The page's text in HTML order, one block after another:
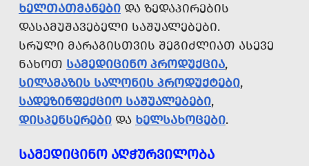
ᲮᲔᲚᲗᲐᲗᲛᲐᲜᲔᲑᲘ ᲓᲐ ᲖᲔᲓᲐᲞᲘᲠᲔᲑᲘᲡ
ᲓᲐᲡᲐᲛᲣᲨᲐᲕᲔᲑᲔᲚᲘ ᲡᲐᲨᲣᲐᲚᲔᲑᲔᲑᲘ.
ᲡᲠᲣᲚᲘ ᲛᲐᲠᲐᲒᲘᲡᲗᲕᲘᲡ ᲨᲔᲒᲘᲫᲚᲘᲐᲗ ᲐᲡᲔᲕᲔ
ᲜᲐᲮᲝᲗ ᲡᲐᲛᲔᲓᲘᲪᲘᲜᲝ ᲞᲠᲝᲓᲣᲥᲪᲘᲐ,
ᲡᲘᲚᲐᲛᲐᲖᲘᲡ ᲡᲐᲚᲝᲜᲘᲡ ᲞᲠᲝᲓᲣᲥᲢᲔᲑᲘ,
ᲡᲐᲓᲔᲖᲘᲜᲤᲔᲥᲪᲘᲝ ᲡᲐᲨᲣᲐᲚᲔᲑᲔᲑᲘ,
ᲓᲘᲡᲞᲔᲜᲡᲔᲠᲔᲑᲘ ᲓᲐ ᲮᲔᲚᲡᲐᲮᲝᲪᲔᲑᲘ.
ᲡᲐᲛᲔᲓᲘᲪᲘᲜᲝ ᲐᲦᲭᲣᲠᲕᲘᲚᲝᲑᲐ